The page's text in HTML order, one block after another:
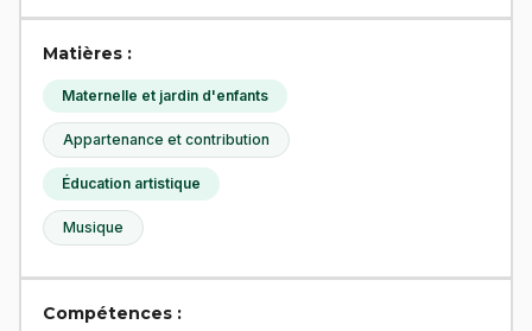
Matières :
Maternelle et jardin d'enfants
Appartenance et contribution
Éducation artistique
Musique
Compétences :